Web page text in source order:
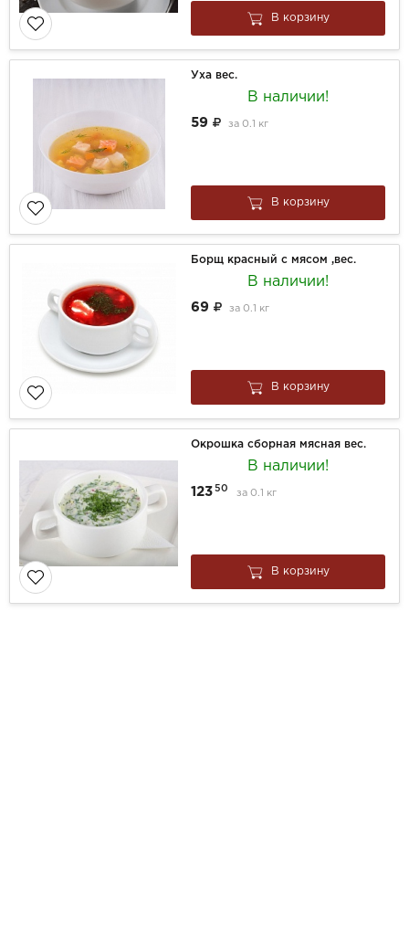
В корзину
Уха вес.
В наличии!
59 за 0.1 кг
В корзину
Борщ красный с мясом ,вес.
В наличии!
69 за 0.1 кг
В корзину
Окрошка сборная мясная вес.
В наличии!
123 50 за 0.1 кг
В корзину